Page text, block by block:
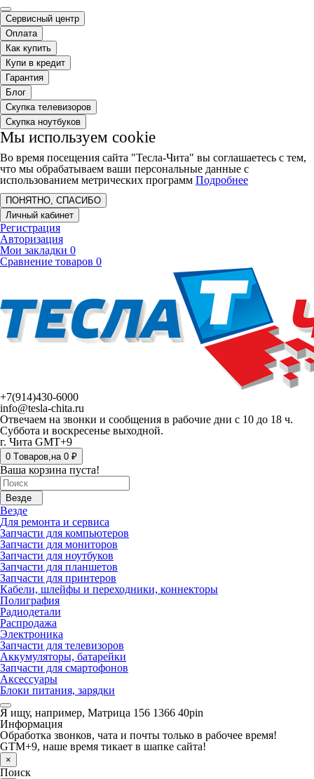
Сервисный центр
Оплата
Как купить
Купи в кредит
Гарантия
Блог
Скупка телевизоров
Скупка ноутбуков
Мы используем cookie
Во время посещения сайта "Тесла-Чита" вы соглашаетесь с тем,
что мы обрабатываем ваши персональные данные с
использованием метрических программ Подробнее
ПОНЯТНО, СПАСИБО
Личный кабинет
Регистрация
Авторизация
Мои закладки 0
Сравнение товаров 0
+7(914)430-6000
info@tesla-chita.ru
Отвечаем на звонки и сообщения в рабочие дни с 10 до 18 ч.
Суббота и воскресенье выходной.
г. Чита GMT+9
0 Tоваров,на 0 ₽
Ваша корзина пуста!
Везде
Везде
Для ремонта и сервиса
Запчасти для компьютеров
Запчасти для мониторов
Запчасти для ноутбуков
Запчасти для планшетов
Запчасти для принтеров
Кабели, шлейфы и переходники, коннекторы
Полиграфия
Радиодетали
Распродажа
Электроника
Запчасти для телевизоров
Аккумуляторы, батарейки
Запчасти для смартофонов
Аксессуары
Блоки питания, зарядки
Я ищу, например, Матрица 156 1366 40pin
Информация
Обработка звонков, чата и почты только в рабочее время!
GTM+9, наше время тикает в шапке сайта!
×
Поиск